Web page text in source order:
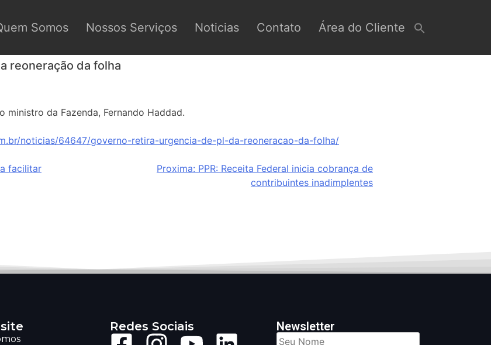
Somos Nossos Serviços Noticias Contato Área do Cliente
reoneração da folha
da Fazenda, Fernando Haddad.
noticias/64647/governo-retira-urgencia-de-pl-da-reoneracao-da-folha/
facilitar
Proxima: PPR: Receita Federal inicia cobrança de
contribuintes inadimplentes
Redes Sociais Newsletter